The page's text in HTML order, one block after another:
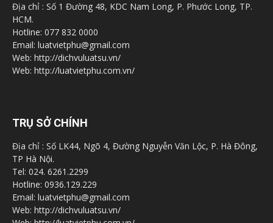
Địa chỉ : Số 1 Đường 48, KDC Nam Long, P. Phước Long, TP.
HCM.
Hotline: 077 832 0000
Email: luatvietphu@gmail.com
Web: http://dichvuluatsu.vn/
Web: http://luatvietphu.com.vn/
TRỤ SỞ CHÍNH
Địa chỉ : Số LK44, Ngõ 4, Đường Nguyễn Văn Lộc, P. Hà Đông,
TP Hà Nội.
Tel: 024. 6261.2299
Hotline: 0936.129.229
Email: luatvietphu@gmail.com
Web: http://dichvuluatsu.vn/